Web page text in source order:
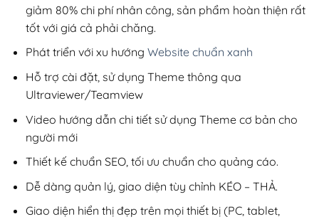
giảm 80% chi phí nhân công, sản phẩm hoàn thiện rất
tốt với giá cả phải chăng.
Phát triển với xu hướng Website chuẩn xanh
Hỗ trợ cài đặt, sử dụng Theme thông qua
Ultraviewer/Teamview
Video hướng dẫn chi tiết sử dụng Theme cơ bản cho
người mới
Thiết kế chuẩn SEO, tối ưu chuẩn cho quảng cáo.
Dễ dàng quản lý, giao diện tùy chỉnh KÉO – THẢ.
Giao diện hiển thị đẹp trên mọi thiết bị (PC, tablet,